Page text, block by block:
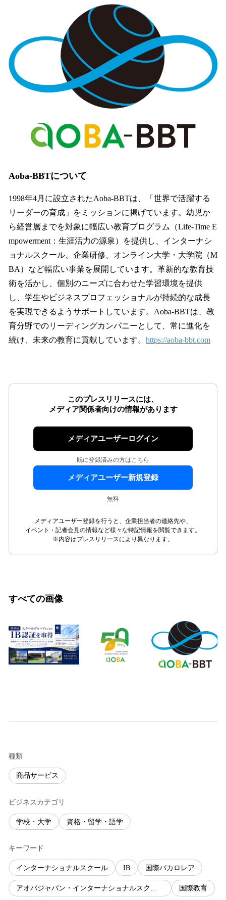
Aoba-BBTについて
1998年4月に設立されたAoba-BBTは、「世界で活躍する
リーダーの育成」をミッションに掲げています。幼児か
ら経営層までを対象に幅広い教育プログラム（Life-Time E
mpowerment：生涯活力の源泉）を提供し、インターナシ
ョナルスクール、企業研修、オンライン大学・大学院（M
BA）など幅広い事業を展開しています。革新的な教育技
術を活かし、個別のニーズに合わせた学習環境を提供
し、学生やビジネスプロフェッショナルが持続的な成長
を実現できるようサポートしています。Aoba-BBTは、教
育分野でのリーディングカンパニーとして、常に進化を
続け、未来の教育に貢献しています。 https://aoba-bbt.com
このプレスリリースには、
メディア関係者向けの情報があります
メディアユーザーログイン
既に登録済みの方はこちら
メディアユーザー新規登録
無料
メディアユーザー登録を行うと、企業担当者の連絡先や、
イベント・記者会見の情報など様々な特記情報を閲覧できます。
※内容はプレスリリースにより異なります。
すべての画像
種類
商品サービス
ビジネスカテゴリ
学校・大学 資格・留学・語学
キーワード
インターナショナルスクール IB 国際バカロレア
国際教育